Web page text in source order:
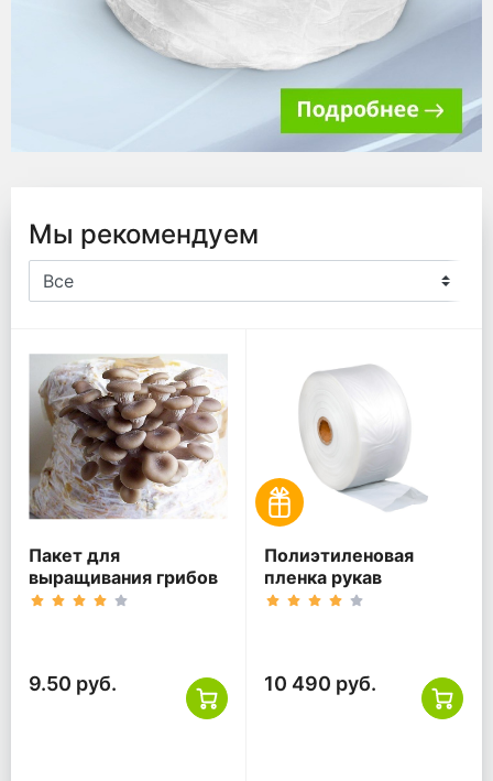
Мы рекомендуем
Пакет для
выращивания грибов
9.50 руб.
Полиэтиленовая
пленка рукав
10 490 руб.